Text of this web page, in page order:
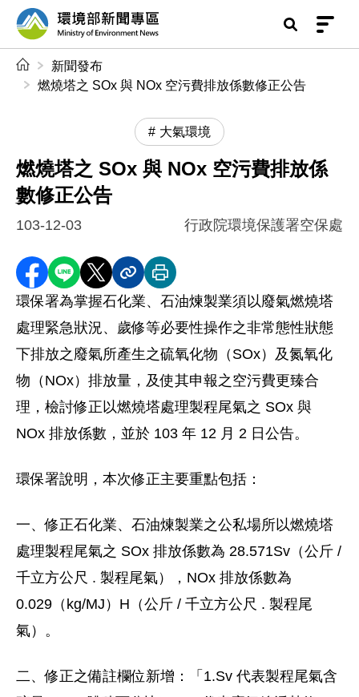
前往中央內容區塊
環境部新聞專區
新聞發布
燃燒塔之 SOx 與 NOx 空污費排放係數修正公告
大氣環境
燃燒塔之 SOx 與 NOx 空污費排放係
數修正公告
103-12-03 行政院環境保護署空保處
分享至 Facebook
分享到 LINE
分享到 X分享內容連結
列印本頁
環保署為掌握石化業、石油煉製業須以廢氣燃燒塔
處理緊急狀況、歲修等必要性操作之非常態性狀態
下排放之廢氣所產生之硫氧化物（SOx）及氮氧化
物（NOx）排放量，及使其申報之空污費更臻合
理，檢討修正以燃燒塔處理製程尾氣之 SOx 與
NOx 排放係數，並於 103 年 12 月 2 日公告。
環保署說明，本次修正主要重點包括：
一、修正石化業、石油煉製業之公私場所以燃燒塔
處理製程尾氣之 SOx 排放係數為 28.571Sv（公斤 /
千立方公尺 . 製程尾氣），NOx 排放係數為
0.029（kg/MJ）H（公斤 / 千立方公尺 . 製程尾
氣）。
二、修正之備註欄位新增：「1.Sv 代表製程尾氣含